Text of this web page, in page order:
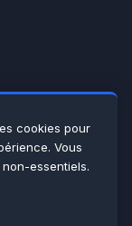
cookies pour
Vous
essentiels.